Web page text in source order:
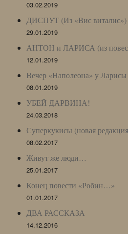
03.02.2019
ДИСПУТ (Из «Вис виталис»)
29.01.2019
АНТОН и ЛАРИСА (из
12.01.2019
Вечер «Наполеона» у Ларисы
08.01.2019
УБЕЙ ДАРВИНА!
24.03.2018
Суперкукисы (новая
08.02.2017
Живут же люди…
25.01.2017
Конец повести «Робин…»
01.01.2017
ДВА РАССКАЗА
14.12.2016